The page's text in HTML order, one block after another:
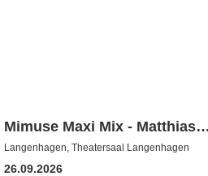
Mimuse Maxi Mix - Matthias
Brodowy und Gäste
Langenhagen, Theatersaal Langenhagen
26.09.2026